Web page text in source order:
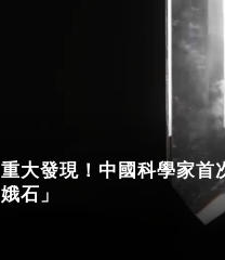
重大發現！中國科學家首
娥石」